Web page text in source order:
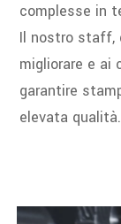
complesse in
Il nostro staff,
migliorare e ai
garantire
elevata qualità.